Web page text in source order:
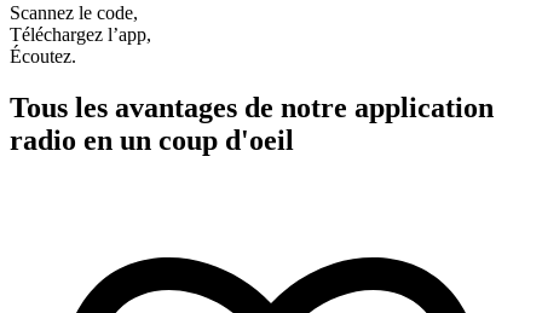
Scannez le code,
Téléchargez l’app,
Écoutez.
Tous les avantages de notre application
radio en un coup d'oeil